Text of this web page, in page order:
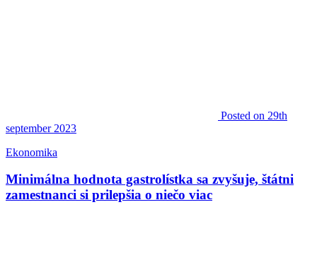
Posted on 29th
september 2023
Ekonomika
Minimálna hodnota gastrolístka sa zvyšuje, štátni
zamestnanci si prilepšia o niečo viac